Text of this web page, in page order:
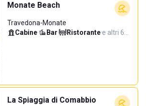
Monate Beach
Travedona-Monate
Cabine· Bar· Ristorante·e altri 6…
La Spiaggia di Comabbio